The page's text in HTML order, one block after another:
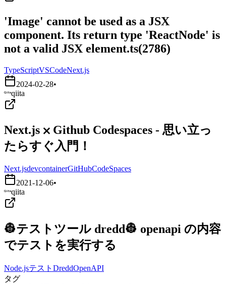
'Image' cannot be used as a JSX
component. Its return type 'ReactNode' is
not a valid JSX element.ts(2786)
TypeScriptVSCodeNext.js
2024-02-28•
qiita
Next.js ⨉ Github Codespaces - 思い立っ
たらすぐ入門！
Next.jsdevcontainerGitHubCodeSpaces
2021-12-06•
qiita
👷テストツール dredd👷 openapi の内容
でテストを実行する
Node.jsテスト DreddOpenAPI
タグ